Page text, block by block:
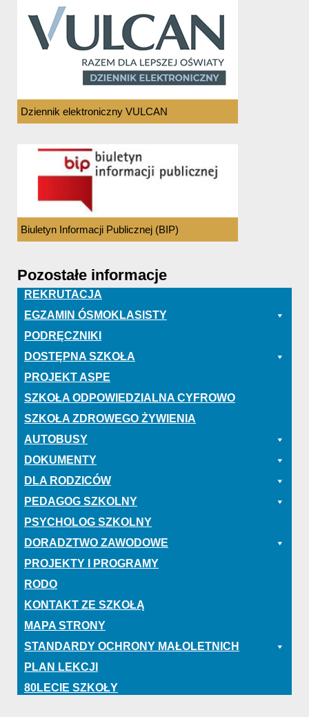
Dziennik elektroniczny VULCAN
Biuletyn Informacji Publicznej (BIP)
Pozostałe informacje
REKRUTACJA
EGZAMIN ÓSMOKLASISTY
PODRĘCZNIKI
DOSTĘPNA SZKOŁA
PROJEKT ASPE
SZKOŁA ODPOWIEDZIALNA CYFROWO
SZKOŁA ZDROWEGO ŻYWIENIA
AUTOBUSY
DOKUMENTY
DLA RODZICÓW
PEDAGOG SZKOLNY
PSYCHOLOG SZKOLNY
DORADZTWO ZAWODOWE
PROJEKTY I PROGRAMY
RODO
KONTAKT ZE SZKOŁĄ
MAPA STRONY
STANDARDY OCHRONY MAŁOLETNICH
PLAN LEKCJI
80LECIE SZKOŁY